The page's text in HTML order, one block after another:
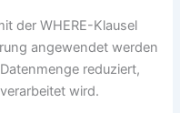
der WHERE-Klausel
angewendet werden
reduziert,
wird.